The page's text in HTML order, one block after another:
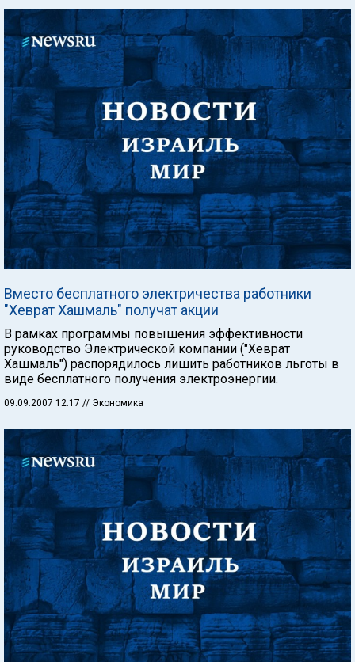
Вместо бесплатного электричества работники
"Хеврат Хашмаль" получат акции
В рамках программы повышения эффективности
руководство Электрической компании ("Хеврат
Хашмаль") распорядилось лишить работников льготы в
виде бесплатного получения электроэнергии.
09.09.2007 12:17 // Экономика